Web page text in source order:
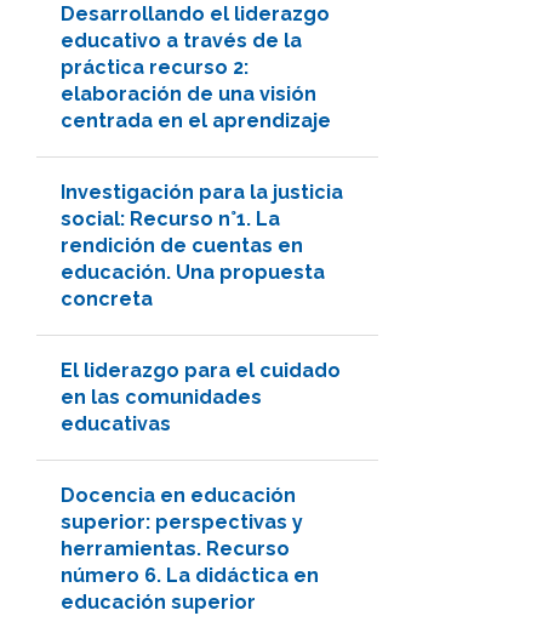
Desarrollando el liderazgo
educativo a través de la
práctica recurso 2:
elaboración de una visión
centrada en el aprendizaje
Investigación para la justicia
social: Recurso n°1. La
rendición de cuentas en
educación. Una propuesta
concreta
El liderazgo para el cuidado
en las comunidades
educativas
Docencia en educación
superior: perspectivas y
herramientas. Recurso
número 6. La didáctica en
educación superior